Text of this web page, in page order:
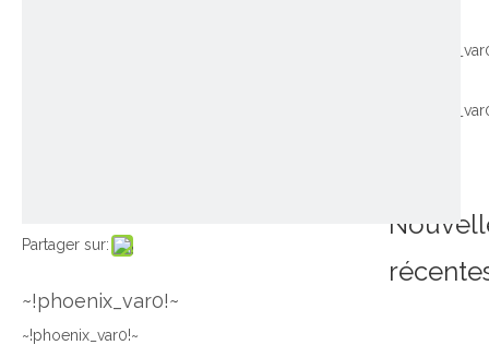
Partager sur:
~!phoenix_var0!~
~!phoenix_var0!~